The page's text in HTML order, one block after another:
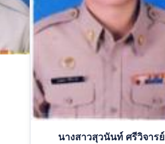
นางสาวสุวนันท์ ศรีวิจารย์